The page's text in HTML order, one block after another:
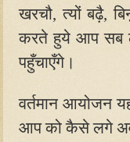
खरचौ, त्यों बढ़ै,
करते हुये आप सब
पहुँचाएँगे।
वर्तमान आयोजन
आप को कैसे लगे